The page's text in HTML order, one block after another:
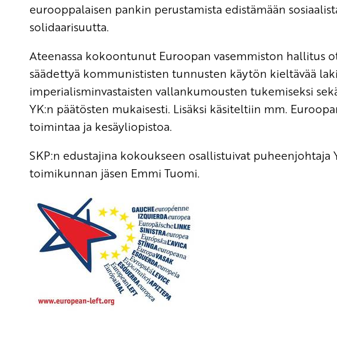
eurooppalaisen pankin perustamista edistämään
solidaarisuutta.
Ateenassa kokoontunut Euroopan vasemmiston hallitus
säädettyä kommunististen tunnusten käytön kieltävää
imperialisminvastaisten vallankumousten tukemiseksi
YK:n päätösten mukaisesti. Lisäksi käsiteltiin mm.
toimintaa ja kesäyliopistoa.
SKP:n edustajina kokoukseen osallistuivat puheenjohtaja
toimikunnan jäsen Emmi Tuomi.